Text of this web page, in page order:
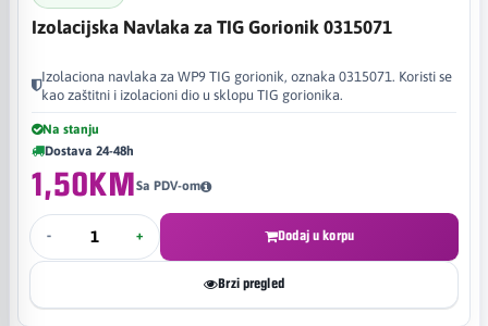
Izolacijska Navlaka za TIG Gorionik 0315071
Izolaciona navlaka za WP9 TIG gorionik, oznaka 0315071. Koristi se
kao zaštitni i izolacioni dio u sklopu TIG gorionika.
Na stanju
Dostava 24-48h
1,50KMSa PDV-om
- + Dodaj u korpu
Brzi pregled